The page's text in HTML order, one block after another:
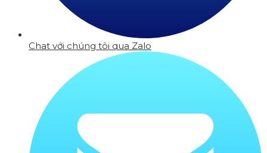
Chat với chúng tôi qua Zalo